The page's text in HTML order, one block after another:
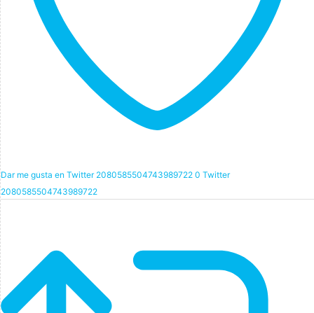
Dar me gusta en Twitter 2080585504743989722 0 Twitter
2080585504743989722